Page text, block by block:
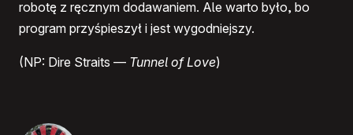
robotę z ręcznym dodawaniem. Ale warto było, bo
program przyśpieszył i jest wygodniejszy.
(NP: Dire Straits — Tunnel of Love)